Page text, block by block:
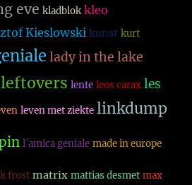
eve kladblok kleo
Kieslowski kunst kurt
lady in the lake
leftovers lente leos carax les
leven met ziekte linkdump
l´amica geniale made in europe
frost matrix mattias desmet max